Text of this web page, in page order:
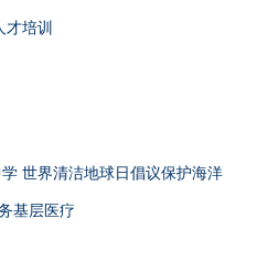
才培训
世界清洁地球日倡议保护海洋
基层医疗